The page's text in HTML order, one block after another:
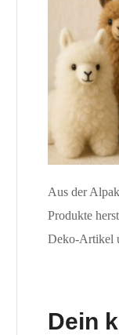
Aus der
Produkte
Deko-Artikel
Dein